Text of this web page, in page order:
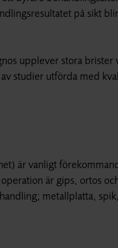
på sikt
upplever stora brister
studier utförda med
är vanligt
är gips, ortos
metallplatta, spik,